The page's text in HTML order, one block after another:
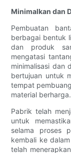
Minimalkan dan
Pembuatan
berbagai bentuk
dan produk
mengatasi
minimalisasi dan
bertujuan untuk
tempat
material berharga.
Pabrik telah
untuk
selama proses
kembali ke
telah